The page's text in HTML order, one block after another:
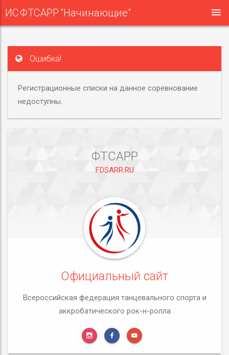
ИС ФТСАРР "Начинающие"
Ошибка!
Регистрационные списки на данное соревнование
недоступны.
ФТСАРР
FDSARR.RU
Официальный сайт
Всероссийская федерация танцевального спорта и
аккробатического рок-н-ролла